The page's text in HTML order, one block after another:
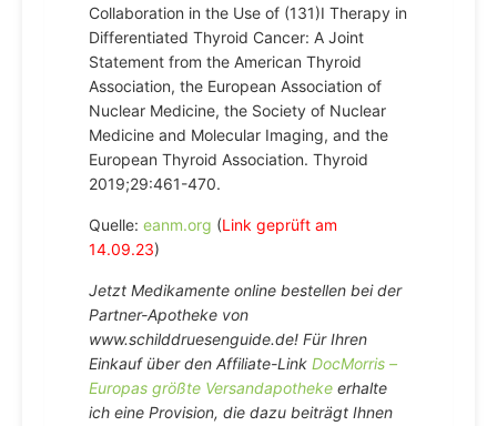
Collaboration in the Use of (131)I Therapy in
Differentiated Thyroid Cancer: A Joint
Statement from the American Thyroid
Association, the European Association of
Nuclear Medicine, the Society of Nuclear
Medicine and Molecular Imaging, and the
European Thyroid Association. Thyroid
2019;29:461-470.
Quelle: eanm.org (Link geprüft am
14.09.23)
Jetzt Medikamente online bestellen bei der
Partner-Apotheke von
www.schilddruesenguide.de! Für Ihren
Einkauf über den Affiliate-Link DocMorris –
Europas größte Versandapotheke erhalte
ich eine Provision, die dazu beiträgt Ihnen